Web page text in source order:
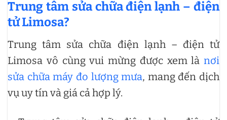
Trung tâm sửa chữa điện lạnh – điện
tử Limosa?
Trung tâm sửa chữa điện lạnh – điện tử
Limosa vô cùng vui mừng được xem là nơi
sửa chữa máy đo lượng mưa, mang đến dịch
vụ uy tín và giá cả hợp lý.